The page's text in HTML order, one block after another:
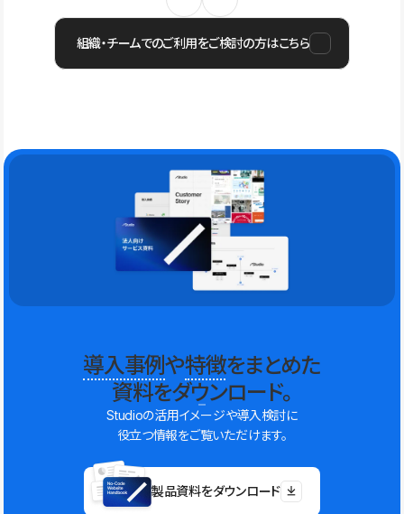
組織・チームでのご利用をご検討の方はこちら
導入事例や特徴をまとめた
資料をダウンロード。
Studioの活用イメージや導入検討に
役立つ情報をご覧いただけます。
製品資料をダウンロード